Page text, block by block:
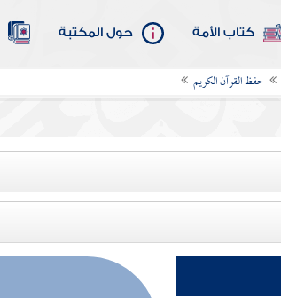
كتاب الأمة حول المكتبة
حفظ القرآن الكريم